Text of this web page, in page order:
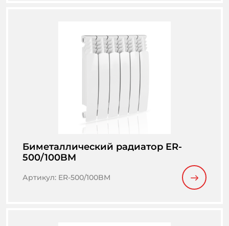
Биметаллический радиатор ER-
500/100BM
Артикул: ER-500/100BM